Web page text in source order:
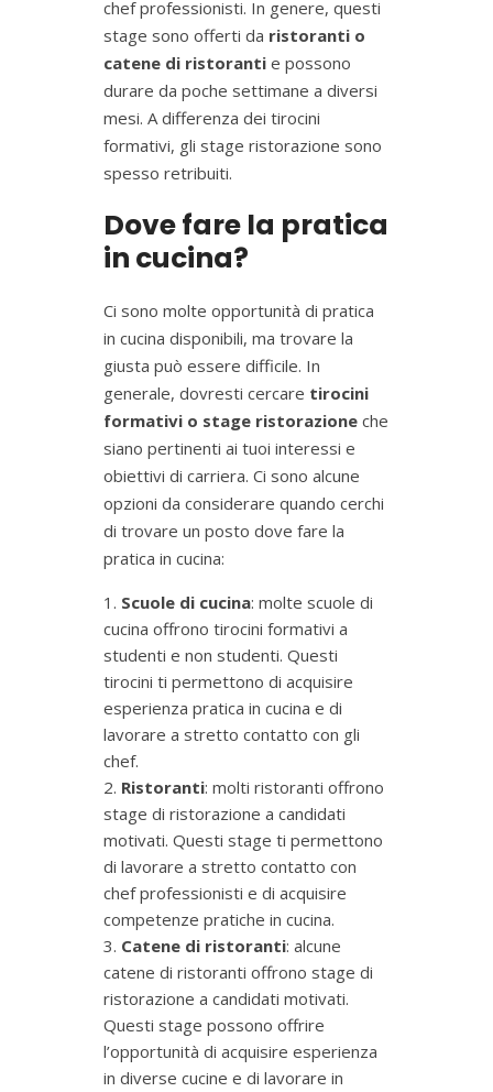
chef professionisti. In genere, questi
stage sono offerti da ristoranti o
catene di ristoranti e possono
durare da poche settimane a diversi
mesi. A differenza dei tirocini
formativi, gli stage ristorazione sono
spesso retribuiti.
Dove fare la pratica
in cucina?
Ci sono molte opportunità di pratica
in cucina disponibili, ma trovare la
giusta può essere difficile. In
generale, dovresti cercare tirocini
formativi o stage ristorazione che
siano pertinenti ai tuoi interessi e
obiettivi di carriera. Ci sono alcune
opzioni da considerare quando cerchi
di trovare un posto dove fare la
pratica in cucina:
Scuole di cucina: molte scuole di
cucina offrono tirocini formativi a
studenti e non studenti. Questi
tirocini ti permettono di acquisire
esperienza pratica in cucina e di
lavorare a stretto contatto con gli
chef.
Ristoranti: molti ristoranti offrono
stage di ristorazione a candidati
motivati. Questi stage ti permettono
di lavorare a stretto contatto con
chef professionisti e di acquisire
competenze pratiche in cucina.
Catene di ristoranti: alcune
catene di ristoranti offrono stage di
ristorazione a candidati motivati.
Questi stage possono offrire
l’opportunità di acquisire esperienza
in diverse cucine e di lavorare in